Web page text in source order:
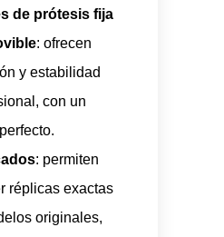
de prótesis fija
: ofrecen
y estabilidad
con un
: permiten
réplicas exactas
originales,